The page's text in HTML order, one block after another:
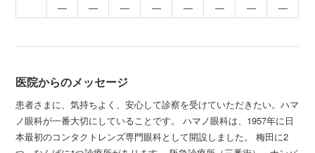
―
― ― ― ― ― ― ―
医院からのメッセージ
患者さまに、気持ちよく、安心して診察を受けていただきたい。ハマ
ノ眼科が一番大切にしていることです。 ハマノ眼科は、1957年に日
本最初のコンタクトレンズ専門眼科として開設しました。 梅田に2